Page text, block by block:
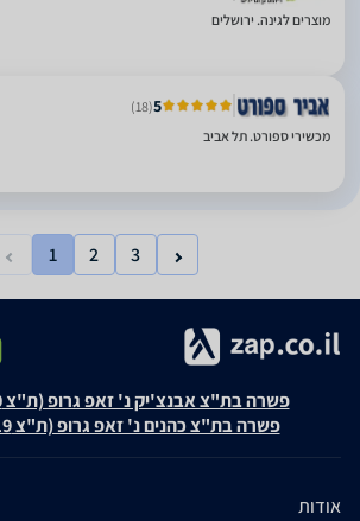
מוצרים לגינה. ירושלים
5
(18)
מכשירי ספורט. תל אביב
1 2 3
פשרה בת"צ אבנצ'יק נ' זאפ גרופ (ת"צ 23008-08-20)
פשרה בת"צ כהנים נ' זאפ גרופ (ת"צ 60371-12-19)
אודות